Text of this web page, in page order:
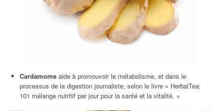
Cardamome aide à promouvoir le métabolisme, et dans le
processus de la digestion journaliste, selon le livre « HerbalTea:
101 mélange nutritif par jour pour la santé et la vitalité. »